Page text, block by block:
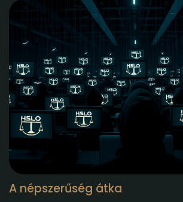
A népszerűség átka